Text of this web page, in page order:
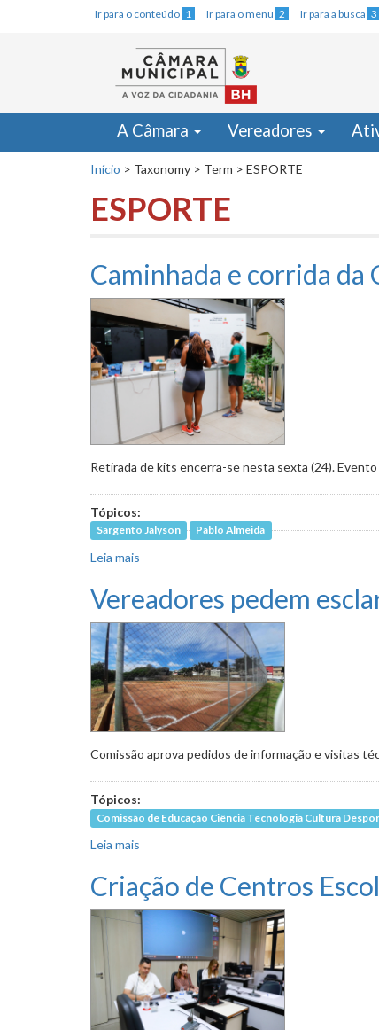
Ir para o conteúdo 1 Ir para o menu 2 Ir para a busca 3
A Câmara Vereadores
Início > Taxonomy > Term > ESPORTE
ESPORTE
Caminhada e corrida da
Retirada de kits encerra-se nesta sexta (24).
Tópicos:
Sargento Jalyson Pablo Almeida
Leia mais
Vereadores pedem
Comissão aprova pedidos de informação e visitas
Tópicos:
Comissão de Educação Ciência Tecnologia Cultura
Leia mais
Criação de Centros